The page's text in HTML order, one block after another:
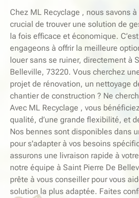
Chez ML Recyclage , nous savons
crucial de trouver une solution de
la fois efficace et économique.
engageons à offrir la meilleure
louer sans se ruiner, directement à
Belleville, 73220. Vous cherchez
projet de rénovation, un nettoyage
chantier de construction ? Ne
Avec ML Recyclage , vous
qualité, d’une grande flexibilité, et
Nos bennes sont disponibles dans
pour s'adapter à vos besoins
assurons une livraison rapide à
notre équipe à Saint Pierre De
prête à vous conseiller pour vous
solution la plus adaptée. Faites